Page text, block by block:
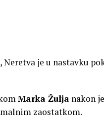
je u nastavku
Marka Žulja nakon
zaostatkom.